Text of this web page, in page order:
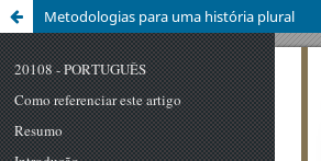
Metodologias para uma história plural